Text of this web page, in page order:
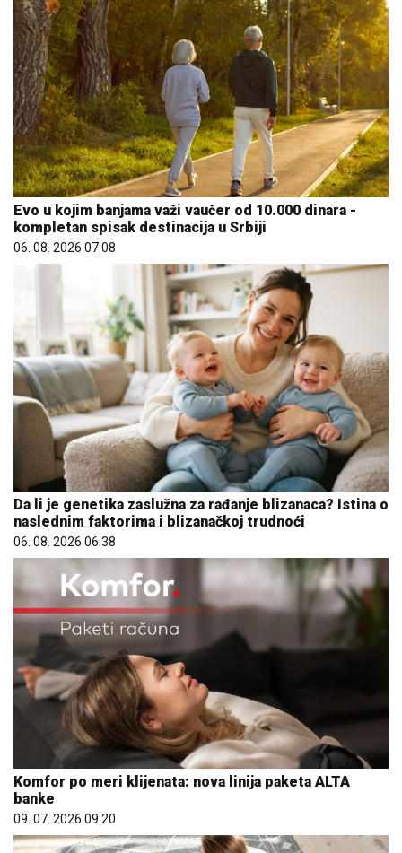
Evo u kojim banjama važi vaučer od 10.000 dinara -
kompletan spisak destinacija u Srbiji
06. 08. 2026 07:08
Da li je genetika zaslužna za rađanje blizanaca? Istina o
naslednim faktorima i blizanačkoj trudnoći
06. 08. 2026 06:38
Komfor po meri klijenata: nova linija paketa ALTA
banke
09. 07. 2026 09:20